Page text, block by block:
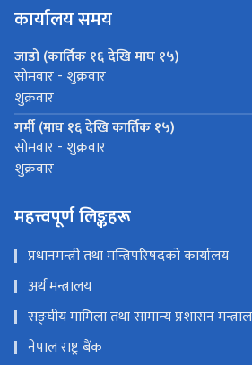
कार्यालय समय
जाडो (कार्तिक १६ देखि माघ १५)
साेमवार - शुक्रवार
शुक्रवार
गर्मी (माघ १६ देखि कार्तिक १५)
साेमवार - शुक्रवार
शुक्रवार
महत्त्वपूर्ण लिङ्कहरू
प्रधानमन्त्री तथा मन्त्रिपरिषदको कार्यालय
अर्थ मन्त्रालय
सङ्‍घीय मामिला तथा सामान्य प्रशासन
नेपाल राष्ट्र बैंक